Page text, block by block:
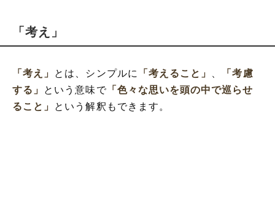
「考え」
「考え」 とは、シンプルに 「考えること」
「考慮
する」
という意味で「色々な思いを頭の中で巡らせ
ること」
という解釈もできます。